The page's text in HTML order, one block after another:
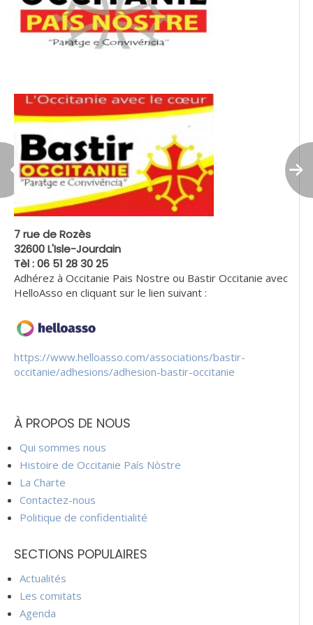
7 rue de Rozès
32600 L'Isle-Jourdain
Tèl : 06 51 28 30 25
Adhérez à Occitanie Pais Nostre ou Bastir Occitanie avec
HelloAsso en cliquant sur le lien suivant :
https://www.helloasso.com/associations/bastir-
occitanie/adhesions/adhesion-bastir-occitanie
À PROPOS DE NOUS
Qui sommes nous
Histoire de Occitanie País Nòstre
La Charte
Contactez-nous
Politique de confidentialité
SECTIONS POPULAIRES
Actualités
Les comitats
Agenda